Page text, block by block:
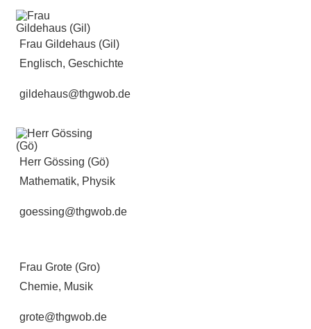
Frau Gildehaus (Gil)
Englisch, Geschichte
gildehaus@thgwob.de
Herr Gössing (Gö)
Mathematik, Physik
goessing@thgwob.de
Frau Grote (Gro)
Chemie, Musik
grote@thgwob.de